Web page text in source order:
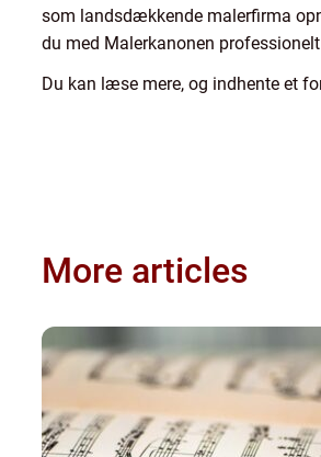
som landsdækkende malerfirma
du med Malerkanonen
Du kan læse mere, og indhente et
More articles